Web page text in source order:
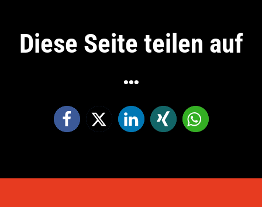
Diese Seite teilen auf
…